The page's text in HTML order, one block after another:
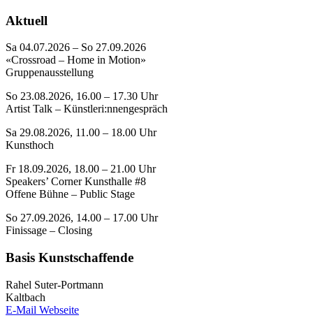
Aktuell
Sa 04.07.2026 – So 27.09.2026
«Crossroad – Home in Motion»
Gruppenausstellung
So 23.08.2026, 16.00 – 17.30 Uhr
Artist Talk – Künstleri:nnengespräch
Sa 29.08.2026, 11.00 – 18.00 Uhr
Kunsthoch
Fr 18.09.2026, 18.00 – 21.00 Uhr
Speakers’ Corner Kunsthalle #8
Offene Bühne – Public Stage
So 27.09.2026, 14.00 – 17.00 Uhr
Finissage – Closing
Basis Kunstschaffende
Rahel Suter-Portmann
Kaltbach
E-Mail Webseite